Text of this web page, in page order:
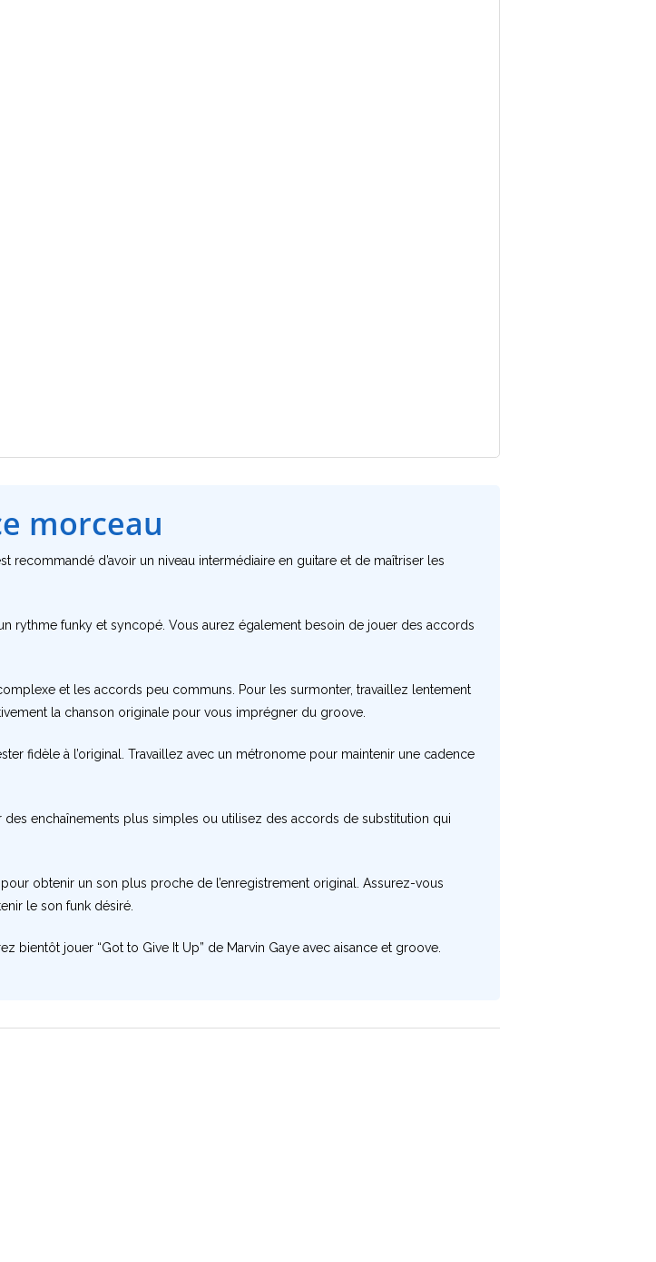
morceau
recommandé d’avoir un niveau intermédiaire en guitare et de maîtriser les
rythme funky et syncopé. Vous aurez également besoin de jouer des accords
et les accords peu communs. Pour les surmonter, travaillez lentement
la chanson originale pour vous imprégner du groove.
fidèle à l’original. Travaillez avec un métronome pour maintenir une cadence
enchaînements plus simples ou utilisez des accords de substitution qui
obtenir un son plus proche de l’enregistrement original. Assurez-vous
le son funk désiré.
bientôt jouer “Got to Give It Up” de Marvin Gaye avec aisance et groove.